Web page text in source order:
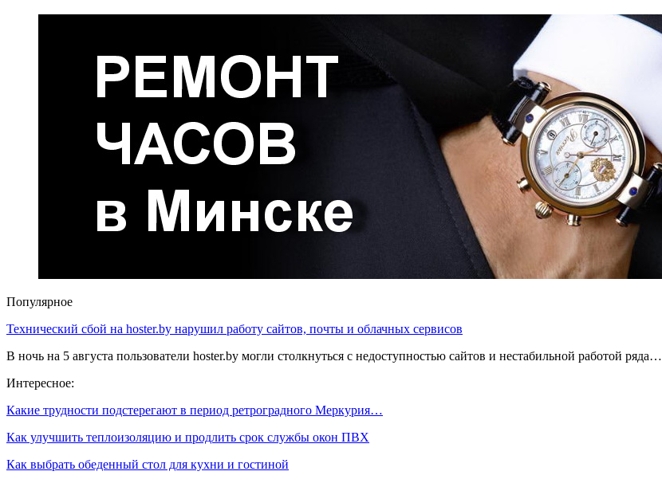
Популярное
Технический сбой на hoster.by нарушил работу сайтов, почты и облачных сервисов
В ночь на 5 августа пользователи hoster.by могли столкнуться с недоступностью сайтов и нестабильной работой ряда…
Интересное:
Какие трудности подстерегают в период ретроградного Меркурия…
Как улучшить теплоизоляцию и продлить срок службы окон ПВХ
Как выбрать обеденный стол для кухни и гостиной